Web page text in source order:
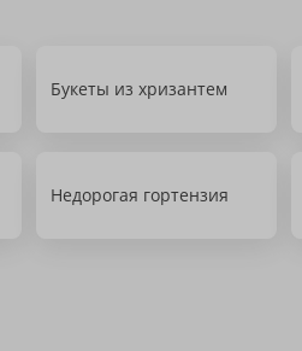
Букеты из хризантем
Недорогая гортензия